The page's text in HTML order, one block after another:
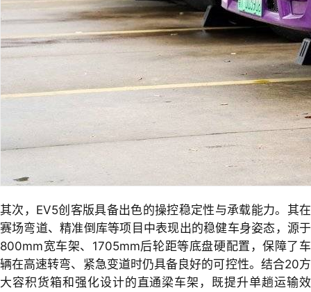
其次，EV5创客版具备出色的操控稳定性与承载能力。其在
赛场弯道、精准倒库等项目中表现出的稳健车身姿态，源于
800mm宽车架、1705mm后轮距等底盘硬配置，保障了车
辆在高速转弯、紧急变道时仍具备良好的可控性。结合20方
大容积货箱和强化设计的直通梁车架，既提升单趟运输效